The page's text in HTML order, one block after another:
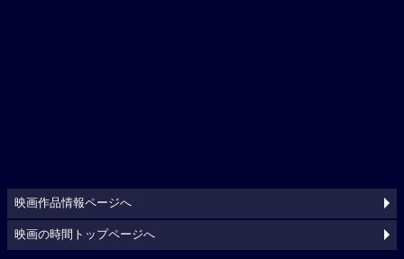
映画作品情報ページへ
映画の時間トップページへ